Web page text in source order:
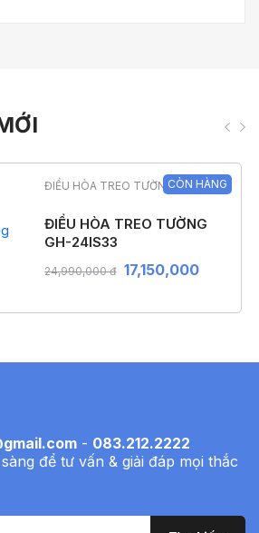
ĐIỀU HÒA TREO TƯỜNG
ĐIỀU HÒA TREO TƯỜNG
GH-24IS33
CÒN HÀNG
24,990,000 đ 17,150,000
- 083.212.2222
để tư vấn & giải đáp mọi thắc